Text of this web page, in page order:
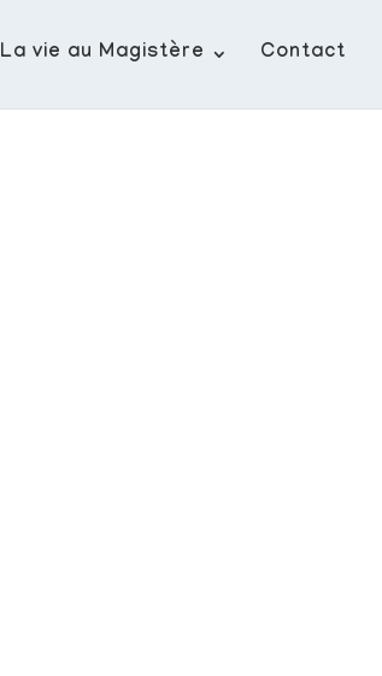
La vie au Magistère Contact